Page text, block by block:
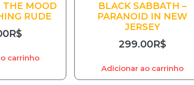
THE MOOD
RUDE
R$
carrinho
BLACK SABBATH –
PARANOID IN NEW
JERSEY
299.00R$
Adicionar ao carrinho